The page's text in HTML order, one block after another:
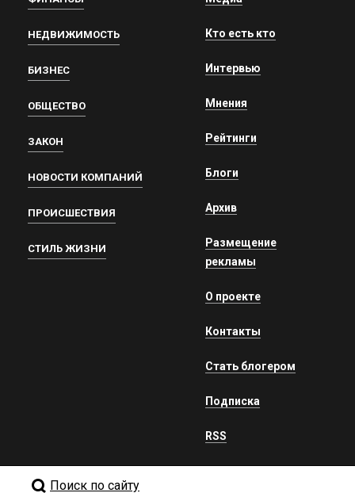
НЕДВИЖИМОСТЬ
БИЗНЕС
ОБЩЕСТВО
ЗАКОН
НОВОСТИ КОМПАНИЙ
ПРОИСШЕСТВИЯ
СТИЛЬ ЖИЗНИ
Кто есть кто
Интервью
Мнения
Рейтинги
Блоги
Архив
Размещение
рекламы
О проекте
Контакты
Стать блогером
Подписка
RSS
Поиск по сайту